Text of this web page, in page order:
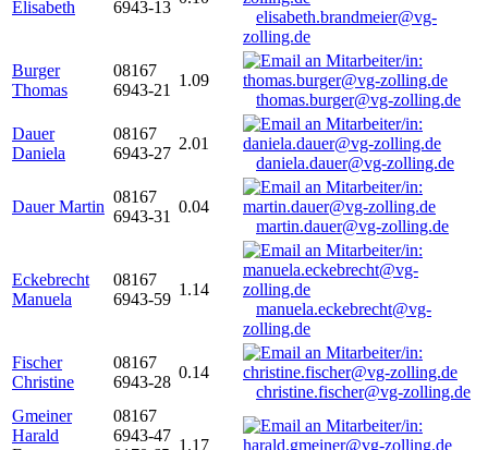
Elisabeth
6943-13
elisabeth.brandmeier@vg-
zolling.de
Burger
Thomas
08167
6943-21
1.09
thomas.burger@vg-zolling.de
Dauer
Daniela
08167
6943-27
2.01
daniela.dauer@vg-zolling.de
Dauer Martin
08167
6943-31
0.04
martin.dauer@vg-zolling.de
Eckebrecht
Manuela
08167
6943-59
1.14
manuela.eckebrecht@vg-
zolling.de
Fischer
Christine
08167
6943-28
0.14
christine.fischer@vg-zolling.de
Gmeiner
Harald
08167
6943-47
1.17